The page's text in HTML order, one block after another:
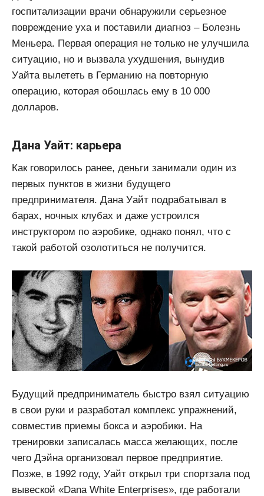
госпитализации врачи обнаружили серьезное
повреждение уха и поставили диагноз – Болезнь
Меньера. Первая операция не только не улучшила
ситуацию, но и вызвала ухудшения, вынудив
Уайта вылететь в Германию на повторную
операцию, которая обошлась ему в 10 000
долларов.
Дана Уайт: карьера
Как говорилось ранее, деньги занимали один из
первых пунктов в жизни будущего
предпринимателя. Дана Уайт подрабатывал в
барах, ночных клубах и даже устроился
инструктором по аэробике, однако понял, что с
такой работой озолотиться не получится.
Будущий предприниматель быстро взял ситуацию
в свои руки и разработал комплекс упражнений,
совместив приемы бокса и аэробики. На
тренировки записалась масса желающих, после
чего Дэйна организовал первое предприятие.
Позже, в 1992 году, Уайт открыл три спортзала под
вывеской «Dana White Enterprises», где работали